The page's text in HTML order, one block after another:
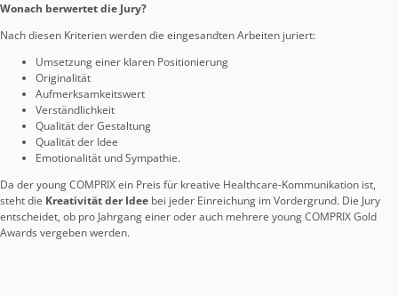
Wonach berwertet die Jury?
Nach diesen Kriterien werden die eingesandten Arbeiten juriert:
Umsetzung einer klaren Positionierung
Originalität
Aufmerksamkeitswert
Verständlichkeit
Qualität der Gestaltung
Qualität der Idee
Emotionalität und Sympathie.
Da der young COMPRIX ein Preis für kreative Healthcare-Kommunikation ist,
steht die Kreativität der Idee bei jeder Einreichung im Vordergrund. Die Jury
entscheidet, ob pro Jahrgang einer oder auch mehrere young COMPRIX Gold
Awards vergeben werden.